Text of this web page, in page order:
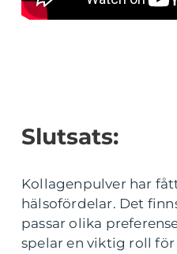
Slutsats:
Kollagenpulver har
hälsofördelar. Det
passar olika
spelar en viktig roll